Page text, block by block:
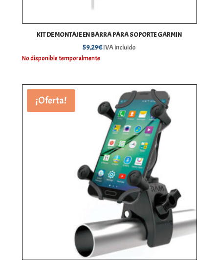
KIT DE MONTAJE EN BARRA PARA SOPORTE GARMIN
59,29€IVA incluido
No disponible temporalmente
¡Oferta!